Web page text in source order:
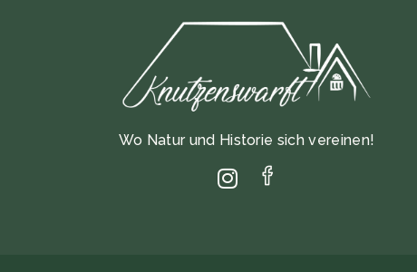
Wo Natur und Historie sich vereinen!